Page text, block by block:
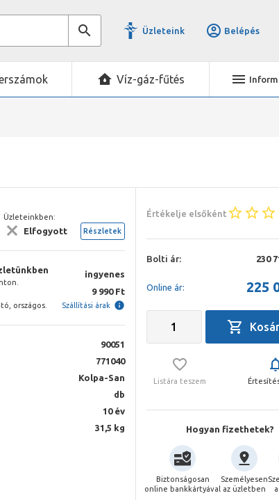
Üzleteink Belépés
Víz-gáz-fűtés
Üzleteinkben:
Elfogyott Részletek
ingyenes
országos.
9 990 Ft
Szállítási árak
90051
771040
Kolpa-San
db
10 év
31,5 kg
Értékelje elsőként
Bolti ár: 230
Online ár: 225
Listára teszem
Hogyan fizethetek?
Biztonságosan
online bankkártyával
Személyesen
az üzletben